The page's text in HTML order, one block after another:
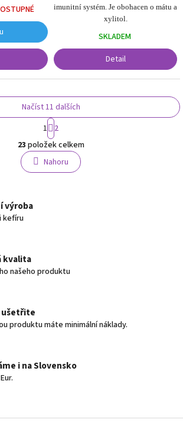
imunitní systém. Je obohacen o mátu a
xylitol.
SKLADEM
Detail
O
v
l
á
y
i
s
Načíst 11 dalších
S
t
r
á
n
k
1
2
23 položek celkem
Nahoru
výroba
kefíru
kvalita
našeho produktu
ušetřite
produktu máte minimální náklady.
i na Slovensko